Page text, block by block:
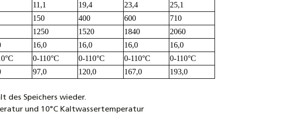
11,1 19,4 23,4
25,1
150 400 600
710
1250 1520 1840
2060
16,0 16,0 16,0
16,0
0-110°C 0-110°C 0-110°C
0-110°C
97,0 120,0 167,0 193,0
des Speichers wieder.
und 10°C Kaltwassertemperatur